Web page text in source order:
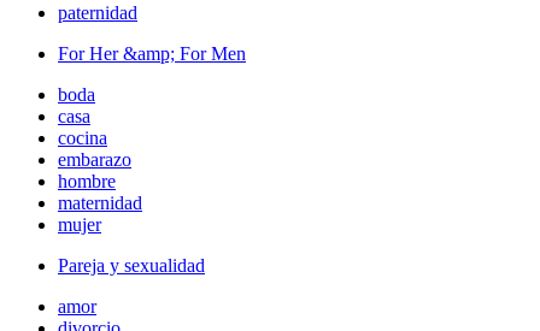
paternidad
For Her &amp; For Men
boda
casa
cocina
embarazo
hombre
maternidad
mujer
Pareja y sexualidad
amor